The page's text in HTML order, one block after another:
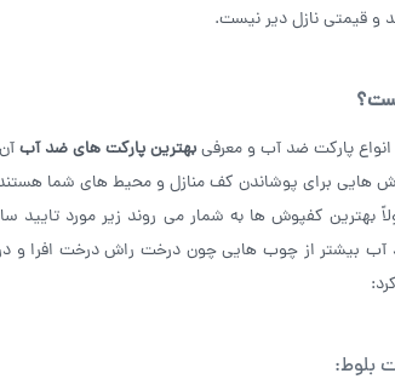
و قیمتی نازل دیر نیست.
پارکت ضد آب و معرفیبهترین پارکت های ضد آب
هایی برای پوشاندن کف منازل و محیط های شما
بهترین کفپوش ها به شمار می روند زیر مورد تایید
بیشتر از چوب هایی چون درخت راش درخت افرا و
بلوط: